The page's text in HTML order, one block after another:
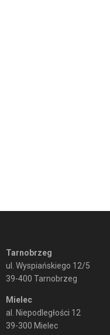
Tarnobrzeg
ul. Wyspiańskiego 12/5
39-400 Tarnobrzeg
Mielec
al. Niepodległości 12
39-300 Mielec